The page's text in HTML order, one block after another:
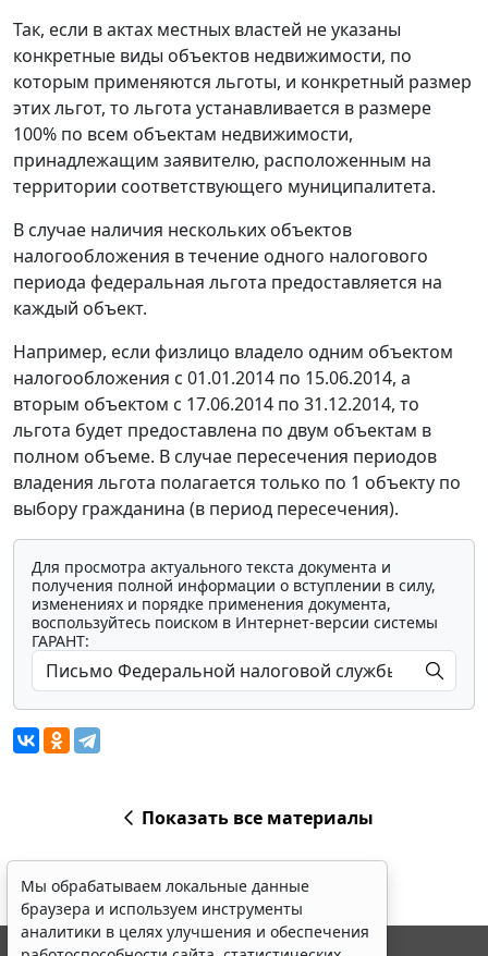
Так, если в актах местных властей не указаны
конкретные виды объектов недвижимости, по
которым применяются льготы, и конкретный размер
этих льгот, то льгота устанавливается в размере
100% по всем объектам недвижимости,
принадлежащим заявителю, расположенным на
территории соответствующего муниципалитета.
В случае наличия нескольких объектов
налогообложения в течение одного налогового
периода федеральная льгота предоставляется на
каждый объект.
Например, если физлицо владело одним объектом
налогообложения с 01.01.2014 по 15.06.2014, а
вторым объектом с 17.06.2014 по 31.12.2014, то
льгота будет предоставлена по двум объектам в
полном объеме. В случае пересечения периодов
владения льгота полагается только по 1 объекту по
выбору гражданина (в период пересечения).
Для просмотра актуального текста документа и
получения полной информации о вступлении в силу,
изменениях и порядке применения документа,
воспользуйтесь поиском в Интернет-версии системы
ГАРАНТ:
Показать все материалы
Мы обрабатываем локальные данные
браузера и используем инструменты
аналитики в целях улучшения и обеспечения